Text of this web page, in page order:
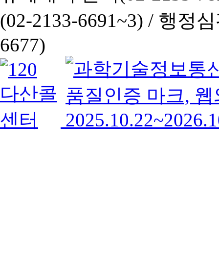
(02-2133-6691~3) / 행정심
6677)